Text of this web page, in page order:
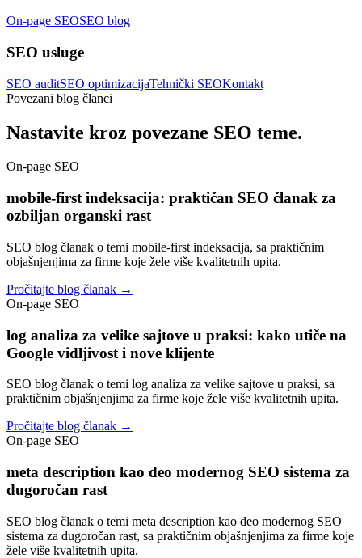
On-page SEOSEO blog
SEO usluge
SEO auditSEO optimizacijaTehnički SEOKontakt
Povezani blog članci
Nastavite kroz povezane SEO teme.
On-page SEO
mobile-first indeksacija: praktičan SEO članak za
ozbiljan organski rast
SEO blog članak o temi mobile-first indeksacija, sa praktičnim
objašnjenjima za firme koje žele više kvalitetnih upita.
Pročitajte blog članak →
On-page SEO
log analiza za velike sajtove u praksi: kako utiče na
Google vidljivost i nove klijente
SEO blog članak o temi log analiza za velike sajtove u praksi, sa
praktičnim objašnjenjima za firme koje žele više kvalitetnih upita.
Pročitajte blog članak →
On-page SEO
meta description kao deo modernog SEO sistema za
dugoročan rast
SEO blog članak o temi meta description kao deo modernog SEO
sistema za dugoročan rast, sa praktičnim objašnjenjima za firme koje
žele više kvalitetnih upita.